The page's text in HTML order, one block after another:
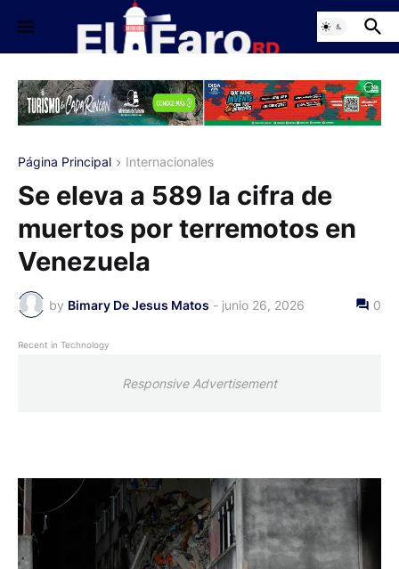
Página Principal Internacionales
Se eleva a 589 la cifra de
muertos por terremotos en
Venezuela
by Bimary De Jesus Matos - junio 26, 2026 0
Recent in Technology
Responsive Advertisement